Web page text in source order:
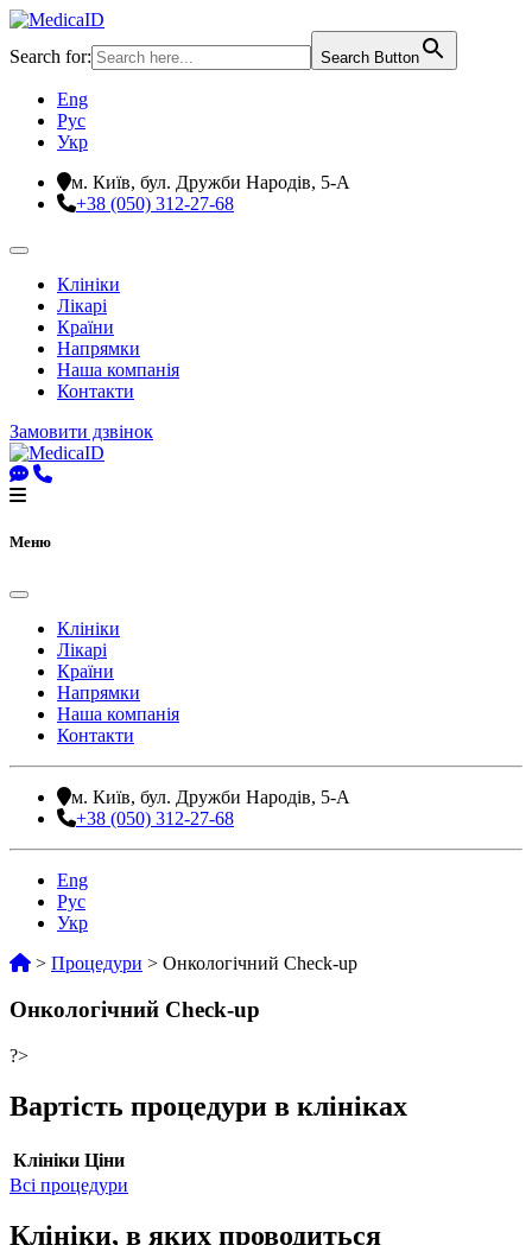
Search for: Search Button
Eng
Рус
Укр
м. Київ, бул. Дружби Народів, 5-А
+38 (050) 312-27-68
Клініки
Лікарі
Країни
Напрямки
Наша компанія
Контакти
Замовити дзвінок
Меню
Клініки
Лікарі
Країни
Напрямки
Наша компанія
Контакти
м. Київ, бул. Дружби Народів, 5-А
+38 (050) 312-27-68
Eng
Рус
Укр
> Процедури > Онкологічний Check-up
Онкологічний Check-up
?>
Вартість процедури в клініках
Клініки Ціни
Всі процедури
Клініки, в яких проводиться